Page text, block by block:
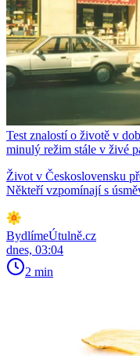
Test znalostí o životě v
minulý režim stále v živé
Život v Československu
Někteří vzpomínají s
BydlímeÚtulně.cz
dnes, 03:04
2 min